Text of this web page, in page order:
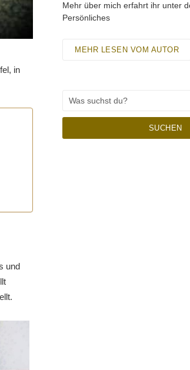
in
und
Mehr über mich erfahrt ihr unter
Persönliches
MEHR LESEN VOM AUTOR
SUCHEN